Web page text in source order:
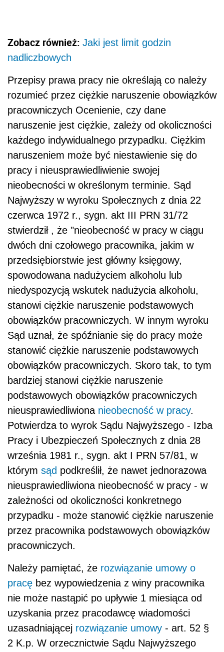
Zobacz również: Jaki jest limit godzin
nadliczbowych
Przepisy prawa pracy nie określają co należy
rozumieć przez ciężkie naruszenie obowiązków
pracowniczych Ocenienie, czy dane
naruszenie jest ciężkie, zależy od okoliczności
każdego indywidualnego przypadku. Ciężkim
naruszeniem może być niestawienie się do
pracy i nieusprawiedliwienie swojej
nieobecności w określonym terminie. Sąd
Najwyższy w wyroku Społecznych z dnia 22
czerwca 1972 r., sygn. akt III PRN 31/72
stwierdził , że "nieobecność w pracy w ciągu
dwóch dni czołowego pracownika, jakim w
przedsiębiorstwie jest główny księgowy,
spowodowana nadużyciem alkoholu lub
niedyspozycją wskutek nadużycia alkoholu,
stanowi ciężkie naruszenie podstawowych
obowiązków pracowniczych. W innym wyroku
Sąd uznał, że spóźnianie się do pracy może
stanowić ciężkie naruszenie podstawowych
obowiązków pracowniczych. Skoro tak, to tym
bardziej stanowi ciężkie naruszenie
podstawowych obowiązków pracowniczych
nieusprawiedliwiona nieobecność w pracy.
Potwierdza to wyrok Sądu Najwyższego - Izba
Pracy i Ubezpieczeń Społecznych z dnia 28
września 1981 r., sygn. akt I PRN 57/81, w
którym sąd podkreślił, że nawet jednorazowa
nieusprawiedliwiona nieobecność w pracy - w
zależności od okoliczności konkretnego
przypadku - może stanowić ciężkie naruszenie
przez pracownika podstawowych obowiązków
pracowniczych.
Należy pamiętać, że rozwiązanie umowy o
pracę bez wypowiedzenia z winy pracownika
nie może nastąpić po upływie 1 miesiąca od
uzyskania przez pracodawcę wiadomości
uzasadniającej rozwiązanie umowy - art. 52 §
2 K.p. W orzecznictwie Sądu Najwyższego